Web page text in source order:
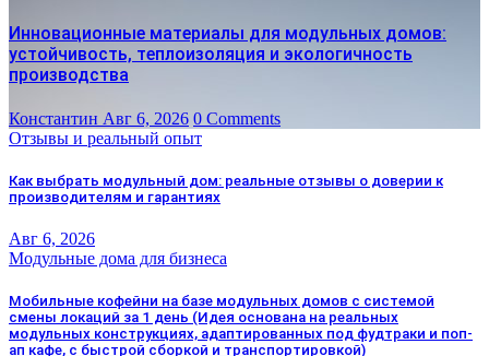
Инновационные материалы для модульных домов:
устойчивость, теплоизоляция и экологичность
производства
Константин Авг 6, 2026 0 Comments
Отзывы и реальный опыт
Как выбрать модульный дом: реальные отзывы о доверии к
производителям и гарантиях
Авг 6, 2026
Модульные дома для бизнеса
Мобильные кофейни на базе модульных домов с системой
смены локаций за 1 день (Идея основана на реальных
модульных конструкциях, адаптированных под фудтраки и поп-
ап кафе, с быстрой сборкой и транспортировкой)